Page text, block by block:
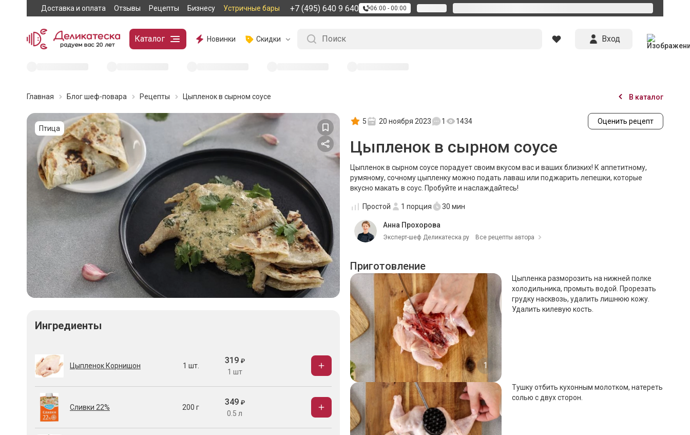
Доставка и оплата Отзывы Рецепты Бизнесу Устричные бары +7 (495) 640 9 640 06:00 - 00:00
Каталог Новинки Скидки Вход
Главная Блог шеф-повара Рецепты Цыпленок в сырном соусе В каталог
Птица
Ингредиенты
Цыпленок Корнишон 1 шт.
319 ₽
1 шт
Сливки 22% 200 г
349 ₽
0.5 л
5 20 ноября 2023 1 1434 Оценить рецепт
Цыпленок в сырном соусе
Цыпленок в сырном соусе порадует своим вкусом вас и ваших близких! К аппетитному,
румяному, сочному цыпленку можно подать лаваш или поджарить лепешки, которые
вкусно макать в соус. Пробуйте и наслаждайтесь!
Простой 1 порция 30 мин
Анна Прохорова
Эксперт-шеф Деликатеска.ру Все рецепты автора
Приготовление
1
Цыпленка разморозить на нижней полке
холодильника, промыть водой. Прорезать
грудку насквозь, удалить лишнюю кожу.
Удалить килевую кость.
Тушку отбить кухонным молотком, натереть
солью с двух сторон.